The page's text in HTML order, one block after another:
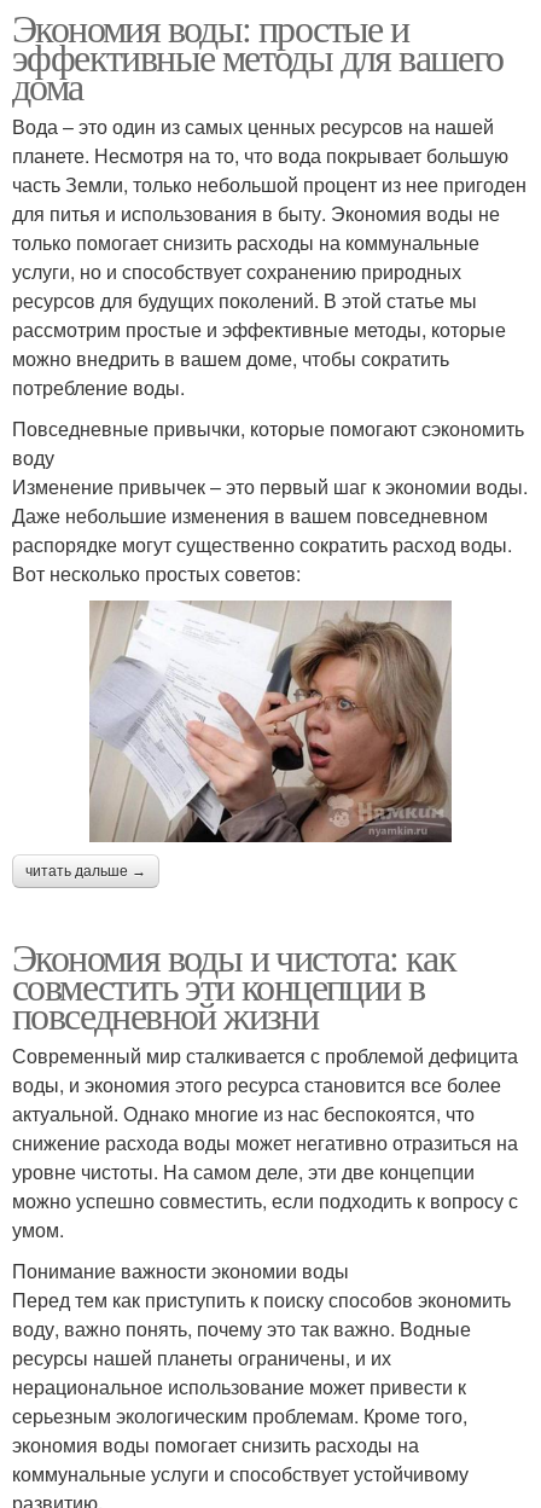
Экономия воды: простые и
эффективные методы для вашего
дома
Вода – это один из самых ценных ресурсов на нашей
планете. Несмотря на то, что вода покрывает большую
часть Земли, только небольшой процент из нее пригоден
для питья и использования в быту. Экономия воды не
только помогает снизить расходы на коммунальные
услуги, но и способствует сохранению природных
ресурсов для будущих поколений. В этой статье мы
рассмотрим простые и эффективные методы, которые
можно внедрить в вашем доме, чтобы сократить
потребление воды.
Повседневные привычки, которые помогают сэкономить
воду
Изменение привычек – это первый шаг к экономии воды.
Даже небольшие изменения в вашем повседневном
распорядке могут существенно сократить расход воды.
Вот несколько простых советов:
читать дальше →
Экономия воды и чистота: как
совместить эти концепции в
повседневной жизни
Современный мир сталкивается с проблемой дефицита
воды, и экономия этого ресурса становится все более
актуальной. Однако многие из нас беспокоятся, что
снижение расхода воды может негативно отразиться на
уровне чистоты. На самом деле, эти две концепции
можно успешно совместить, если подходить к вопросу с
умом.
Понимание важности экономии воды
Перед тем как приступить к поиску способов экономить
воду, важно понять, почему это так важно. Водные
ресурсы нашей планеты ограничены, и их
нерациональное использование может привести к
серьезным экологическим проблемам. Кроме того,
экономия воды помогает снизить расходы на
коммунальные услуги и способствует устойчивому
развитию.